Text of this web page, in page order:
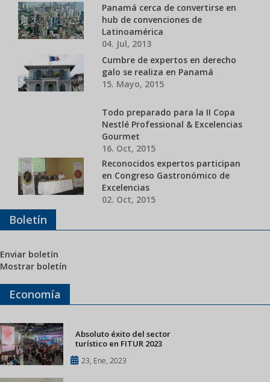
Panamá cerca de convertirse en
hub de convenciones de
Latinoamérica
04. Jul, 2013
Cumbre de expertos en derecho
galo se realiza en Panamá
15. Mayo, 2015
Todo preparado para la II Copa
Nestlé Professional & Excelencias
Gourmet
16. Oct, 2015
Reconocidos expertos participan
en Congreso Gastronómico de
Excelencias
02. Oct, 2015
Boletín
Enviar boletín
Mostrar boletín
Economía
Absoluto éxito del sector
turístico en FITUR 2023
23, Ene, 2023